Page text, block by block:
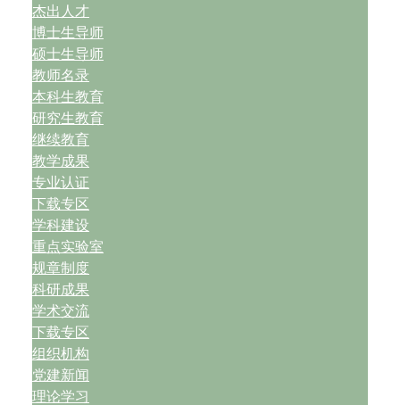
杰出人才
博士生导师
硕士生导师
教师名录
本科生教育
研究生教育
继续教育
教学成果
专业认证
下载专区
学科建设
重点实验室
规章制度
科研成果
学术交流
下载专区
组织机构
党建新闻
理论学习